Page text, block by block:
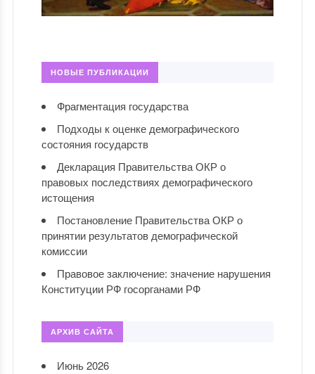
НОВЫЕ ПУБЛИКАЦИИ
Фрагментация государства
Подходы к оценке демографического
состояния государств
Декларация Правительства ОКР о
правовых последствиях демографического
истощения
Постановление Правительства ОКР о
принятии результатов демографической
комиссии
Правовое заключение: значение нарушения
Конституции РФ госорганами РФ
АРХИВ САЙТА
Июнь 2026